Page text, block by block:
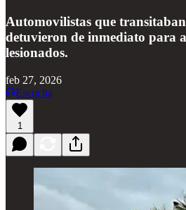
Automovilistas que
detuvieron de inmediato para
lesionados.
feb 27, 2026
Escucha
1